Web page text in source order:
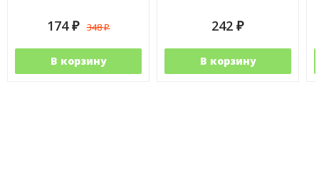
174 ₽ 348₽
В корзину
242 ₽
В корзину